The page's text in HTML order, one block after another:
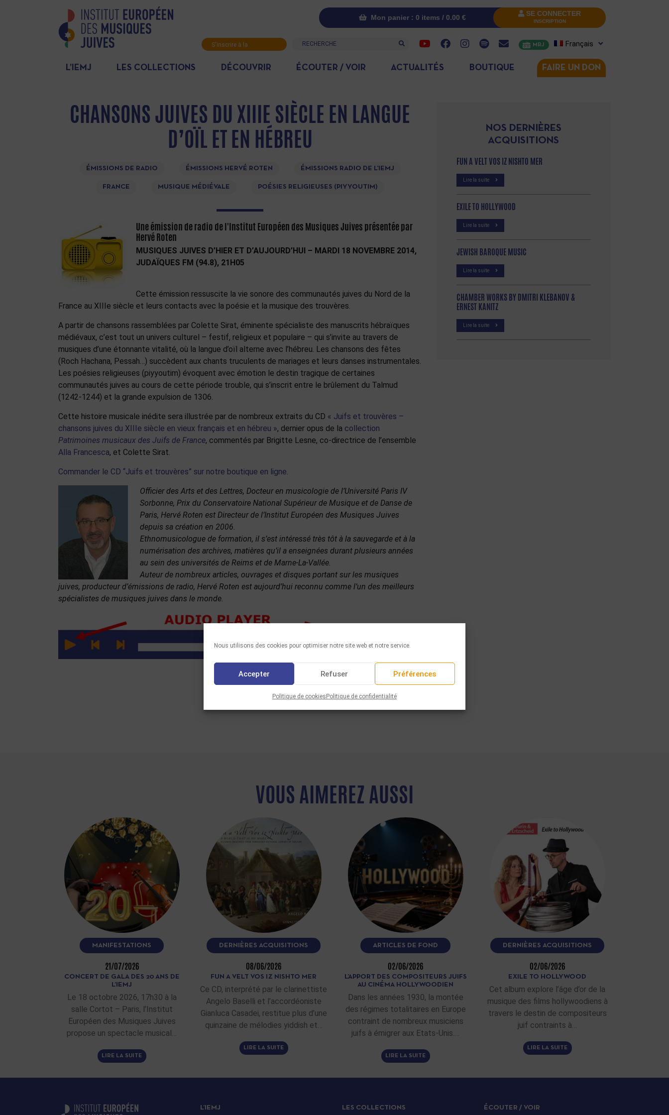
Nous utilisons des cookies pour optimiser notre site web et notre service.
Accepter Refuser Préférences
Politique de cookies Politique de confidentialité
Mon panier : 0 items / 0.00 € SE CONNECTER
INSCRIPTION
S'inscrire à la
Recherche MRJ Français
L’IEMJ LES COLLECTIONS DÉCOUVRIR ÉCOUTER / VOIR ACTUALITÉS BOUTIQUE FAIRE UN DON
CHANSONS JUIVES DU XIIIE SIÈCLE EN LANGUE
D’OÏL ET EN HÉBREU
ÉMISSIONS DE RADIO ÉMISSIONS HERVÉ ROTEN ÉMISSIONS RADIO DE L’IEMJ
FRANCE MUSIQUE MÉDIÉVALE POÉSIES RELIGIEUSES (PIYYOUTIM)
Une émission de radio de l'Institut Européen des Musiques Juives présentée par
Hervé Roten
MUSIQUES JUIVES D’HIER ET D’AUJOURD’HUI – MARDI 18 NOVEMBRE 2014,
JUDAÏQUES FM (94.8), 21H05
Cette émission ressuscite la vie sonore des communautés juives du Nord de la
France au XIIIe siècle et leurs contacts avec la poésie et la musique des trouvères.
A partir de chansons rassemblées par Colette Sirat, éminente spécialiste des manuscrits hébraïques
médiévaux, c’est tout un univers culturel – festif, religieux et populaire – qui s’invite au travers de
musiques d’une étonnante vitalité, où la langue d’oïl alterne avec l’hébreu. Les chansons des fêtes
(Roch Hachana, Pessah…) succèdent aux chants truculents de mariages et leurs danses instrumentales.
Les poésies religieuses (piyyoutim) évoquent avec émotion le destin tragique de certaines
communautés juives au cours de cette période trouble, qui s’inscrit entre le brûlement du Talmud
(1242-1244) et la grande expulsion de 1306.
Cette histoire musicale inédite sera illustrée par de nombreux extraits du CD « Juifs et trouvères –
chansons juives du XIIIe siècle en vieux français et en hébreu », dernier opus de la collection
Patrimoines musicaux des Juifs de France, commentés par Brigitte Lesne, co-directrice de l’ensemble
Alla Francesca, et Colette Sirat.
Commander le CD “Juifs et trouvères” sur notre boutique en ligne
Officier des Arts et des Lettres, Docteur en musicologie de l’Université Paris IV
Sorbonne, Prix du Conservatoire National Supérieur de Musique et de Danse de
Paris, Hervé Roten est Directeur de l’Institut Européen des Musiques Juives
depuis sa création en 2006.
Ethnomusicologue de formation, il s’est intéressé très tôt à la sauvegarde et à la
numérisation des archives, matières qu’il a enseignées durant plusieurs années
au sein des universités de Reims et de Marne-La-Vallée.
Auteur de nombreux articles, ouvrages et disques portant sur les musiques
juives, producteur d’émissions de radio, Hervé Roten est aujourd’hui reconnu comme l’un des meilleurs
spécialistes de musiques juives dans le monde.
Partager : Facebook
Twitter
WhatsApp
EmailPartager
NOS DERNIÈRES
ACQUISITIONS
FUN A VELT VOS IZ NISHTO MER
Lire la suite
EXILE TO HOLLYWOOD
Lire la suite
JEWISH BAROQUE MUSIC
Lire la suite
CHAMBER WORKS BY DMITRI KLEBANOV &
ERNEST KANITZ
Lire la suite
VOUS AIMEREZ AUSSI
MANIFESTATIONS
21/07/2026
CONCERT DE GALA DES 20 ANS DE
L’IEMJ
Le 18 octobre 2026, 17h30 à la
salle Cortot – Paris, l’Institut
Européen des Musiques Juives
propose un spectacle musical…
LIRE LA SUITE
DERNIÈRES ACQUISITIONS
08/06/2026
FUN A VELT VOS IZ NISHTO MER
Ce CD, interprété par le clarinettiste
Angelo Baselli et l’accordéoniste
Gianluca Casadei, restitue plus d’une
quinzaine de mélodies yiddish et…
LIRE LA SUITE
ARTICLES DE FOND
02/06/2026
L’APPORT DES COMPOSITEURS JUIFS
AU CINÉMA HOLLYWOODIEN
Dans les années 1930, la montée
des régimes totalitaires en Europe
contraint de nombreux musiciens
juifs à émigrer aux Etats-Unis.…
LIRE LA SUITE
DERNIÈRES ACQUISITIONS
02/06/2026
EXILE TO HOLLYWOOD
Cet album explore l’âge d’or de la
musique des films hollywoodiens à
travers le destin de compositeurs
juif contraints à…
LIRE LA SUITE
L’IEMJ LES COLLECTIONS ÉCOUTER / VOIR